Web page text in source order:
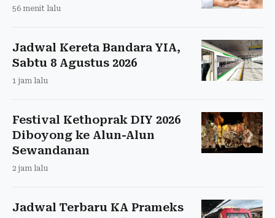
56 menit lalu
Jadwal Kereta Bandara YIA,
Sabtu 8 Agustus 2026
1 jam lalu
Festival Kethoprak DIY 2026
Diboyong ke Alun-Alun
Sewandanan
2 jam lalu
Jadwal Terbaru KA Prameks